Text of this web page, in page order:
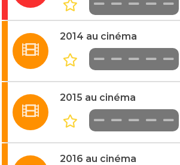
2014 au cinéma
2015 au cinéma
2016 au cinéma